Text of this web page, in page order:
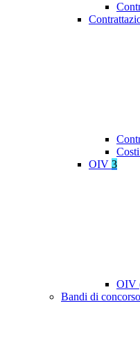
OIV 3
OIV
Bandi di concorso